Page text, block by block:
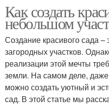
Как создать
небольшом
Создание красивого сада –
загородных участков.
реализации этой мечты
земли. На самом деле,
можно создать уютный и
сад. В этой статье мы